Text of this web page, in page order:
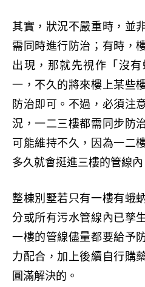
其實，狀況不嚴重時，並
需同時進行防治；有時，
出現，那就先視作「沒
一，不久的將來樓上某些
防治即可。不過，必須注
況，一二三樓都需同步防
可能維持不久，因為一二
多久就會挺進三樓的管線內
整棟別墅若只有一樓有蛾
分或所有污水管線內已孳
一樓的管線儘量都要給予
力配合，加上後續自行購
圓滿解決的。